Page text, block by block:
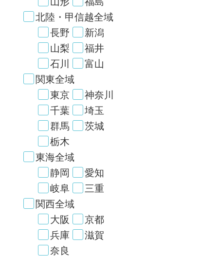
北陸・甲信越全域
長野
新潟
山梨
福井
石川
富山
関東全域
東京
神奈川
千葉
埼玉
群馬
茨城
栃木
東海全域
静岡
愛知
岐阜
三重
関西全域
大阪
京都
兵庫
滋賀
奈良